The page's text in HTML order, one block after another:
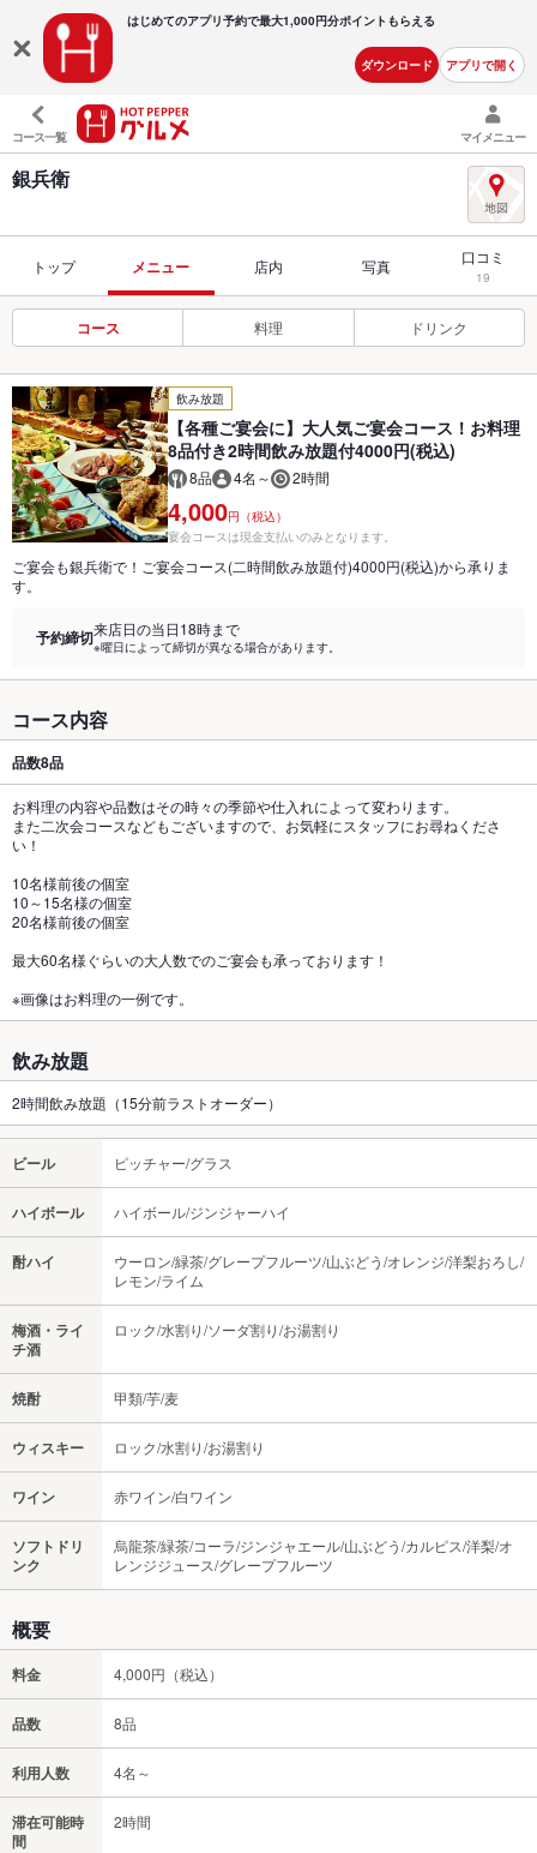
はじめてのアプリ予約で最大1,000円分ポイントもらえる
ダウンロード アプリで開く
コース一覧 マイメニュー
銀兵衛
トップ メニュー 店内 写真 口コミ
19
コース 料理 ドリンク
飲み放題
【各種ご宴会に】大人気ご宴会コース！お料理
8品付き2時間飲み放題付4000円(税込)
8品 4名～ 2時間
4,000円（税込）
宴会コースは現金支払いのみとなります。
ご宴会も銀兵衛で！ご宴会コース(二時間飲み放題付)4000円(税込)から承りま
す。
予約締切来店日の当日18時まで
※曜日によって締切が異なる場合があります。
コース内容
品数8品
お料理の内容や品数はその時々の季節や仕入れによって変わります。
また二次会コースなどもございますので、お気軽にスタッフにお尋ねくださ
い！
10名様前後の個室
10～15名様の個室
20名様前後の個室
最大60名様ぐらいの大人数でのご宴会も承っております！
※画像はお料理の一例です。
飲み放題
2時間飲み放題（15分前ラストオーダー）
ビール ピッチャー/グラス
ハイボール ハイボール/ジンジャーハイ
酎ハイ
ウーロン/緑茶/グレープフルーツ/山ぶどう/オレンジ/洋梨おろし/
レモン/ライム
梅酒・ライ
チ酒
ロック/水割り/ソーダ割り/お湯割り
焼酎 甲類/芋/麦
ウィスキー ロック/水割り/お湯割り
ワイン 赤ワイン/白ワイン
ソフトドリ
ンク
烏龍茶/緑茶/コーラ/ジンジャエール/山ぶどう/カルピス/洋梨/オ
レンジジュース/グレープフルーツ
概要
料金 4,000円（税込）
品数 8品
利用人数 4名～
滞在可能時
間
2時間